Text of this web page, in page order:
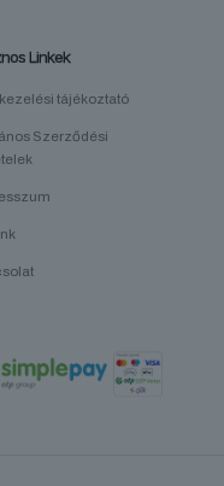
Linkek
tájékoztató
Szerződési